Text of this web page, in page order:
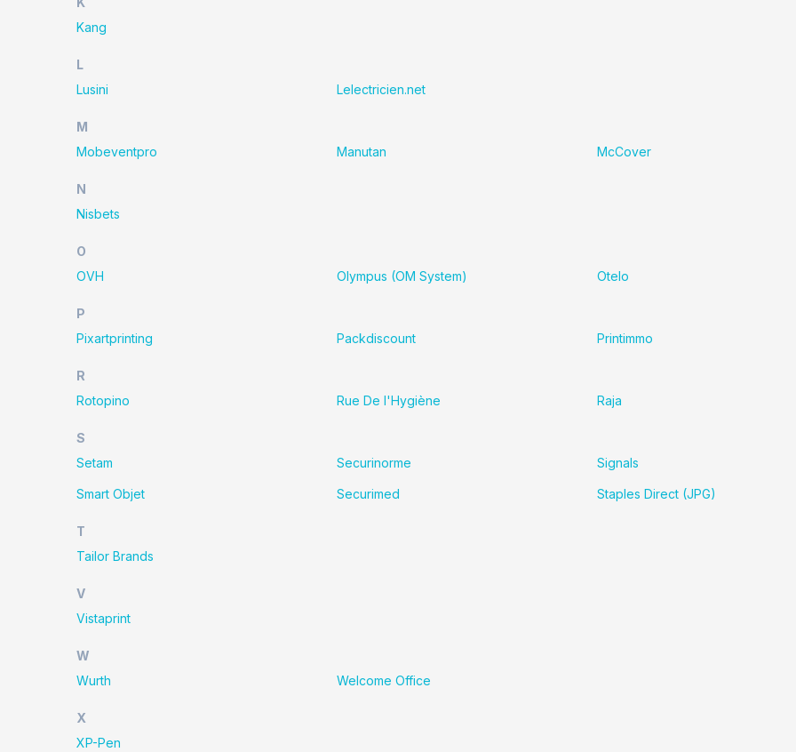
Kang
L
Lusini
Lelectricien.net
M
Mobeventpro
Manutan McCover
N
Nisbets
O
OVH
Olympus (OM System) Otelo
P
Pixartprinting
Packdiscount Printimmo
R
Rotopino
Rue De l'Hygiène Raja
S
Setam
Securinorme Signals
Smart Objet Securimed Staples Direct (JPG)
T
Tailor Brands
V
Vistaprint
W
Wurth
Welcome Office
X
XP-Pen